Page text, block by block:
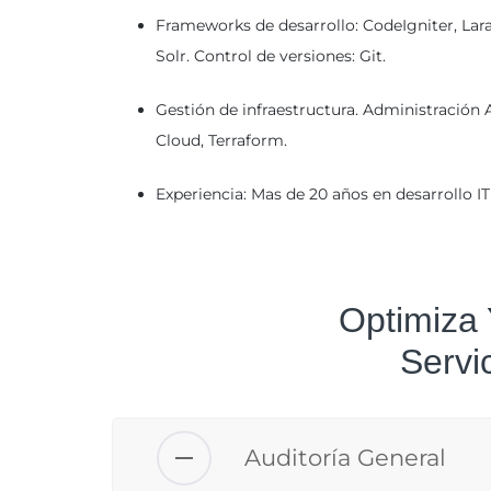
Frameworks de desarrollo: CodeIgniter,
Solr. Control de versiones: Git.
Gestión de infraestructura. Administración
Cloud, Terraform.
Experiencia: Mas de 20 años en desarrollo IT
Optimiza
Auditoría General